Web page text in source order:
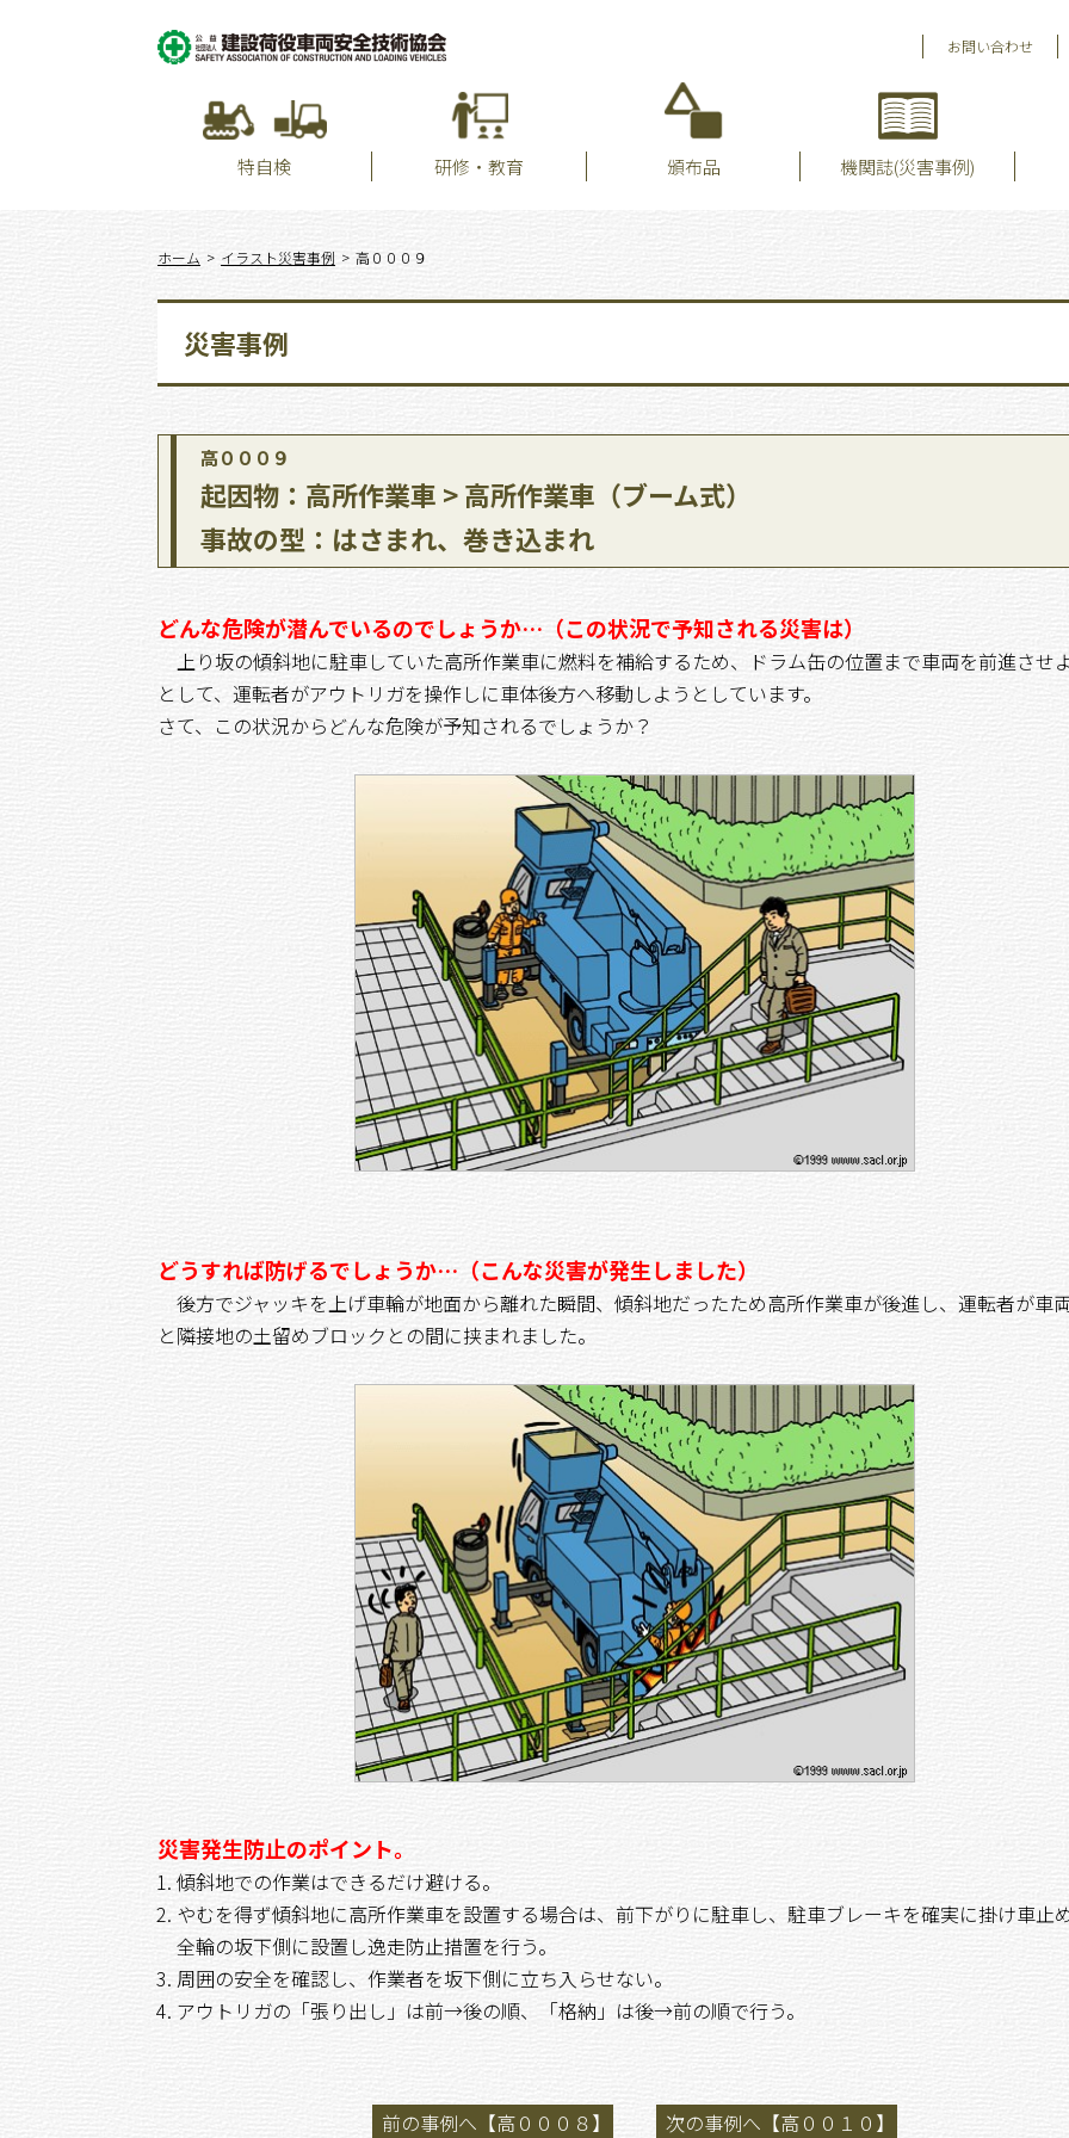
お問い合わせ
特自検 研修・教育 頒布品 機関誌(災害事例)
ホーム イラスト災害事例 高０００９
災害事例
高０００９
起因物：高所作業車 > 高所作業車（ブーム式）
事故の型：はさまれ、巻き込まれ
どんな危険が潜んでいるのでしょうか…（この状況で予知される災害は）
上り坂の傾斜地に駐車していた高所作業車に燃料を補給するため、ドラム缶の位置まで車両を前進させ
として、運転者がアウトリガを操作しに車体後方へ移動しようとしています。
さて、この状況からどんな危険が予知されるでしょうか？
どうすれば防げるでしょうか…（こんな災害が発生しました）
後方でジャッキを上げ車輪が地面から離れた瞬間、傾斜地だったため高所作業車が後進し、運転者が車
と隣接地の土留めブロックとの間に挟まれました。
災害発生防止のポイント。
傾斜地での作業はできるだけ避ける。
やむを得ず傾斜地に高所作業車を設置する場合は、前下がりに駐車し、駐車ブレーキを確実に掛け車止
全輪の坂下側に設置し逸走防止措置を行う。
周囲の安全を確認し、作業者を坂下側に立ち入らせない。
アウトリガの「張り出し」は前→後の順、「格納」は後→前の順で行う。
前の事例へ【高０００８】 次の事例へ【高００１０】